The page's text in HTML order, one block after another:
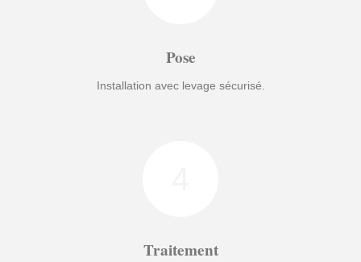
Pose
Installation avec levage sécurisé.
Traitement